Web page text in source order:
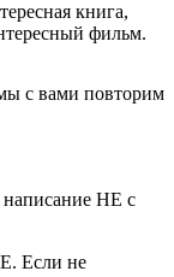
книга,
фильм.
с вами повторим
написание НЕ с
Если не